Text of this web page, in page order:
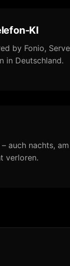
KI
by Fonio,
in Deutschland.
auch nachts,
verloren.